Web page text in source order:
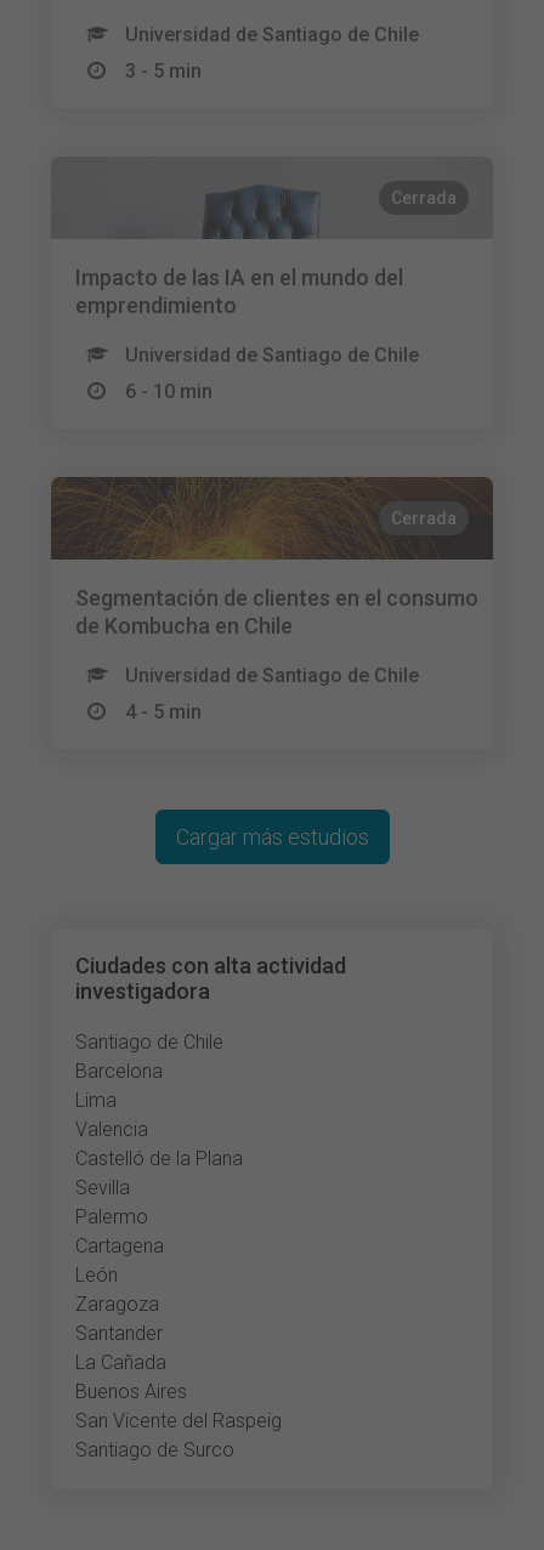
Universidad de Santiago de Chile
3 - 5 min
Cerrada
Impacto de las IA en el mundo del
emprendimiento
Universidad de Santiago de Chile
6 - 10 min
Cerrada
Segmentación de clientes en el consumo
de Kombucha en Chile
Universidad de Santiago de Chile
4 - 5 min
Ciudades con alta actividad
investigadora
Santiago de Chile
Barcelona
Lima
Valencia
Castelló de la Plana
Sevilla
Palermo
Cartagena
León
Zaragoza
Santander
La Cañada
Buenos Aires
San Vicente del Raspeig
Santiago de Surco
Cargar más estudios